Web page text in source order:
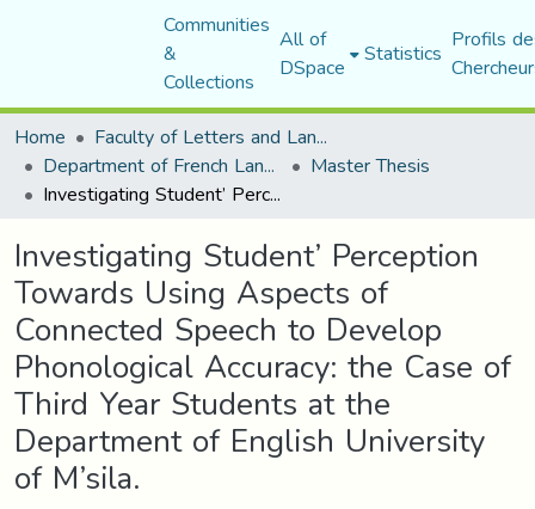
Communities
&
Collections
All of
DSpace Statistics Profils
Home
Faculty of Letters and Languages
Department of French Language and Literature Master Thesis
Investigating Student’ Perception Towards Using Aspects of Connected Speech to Develop Phonological Accuracy: the Case of Third Year Students at the Department of English University of M’sila.
Investigating Student’ Perception
Towards Using Aspects of
Connected Speech to Develop
Phonological Accuracy: the Case of
Third Year Students at the
Department of English University
of M’sila.